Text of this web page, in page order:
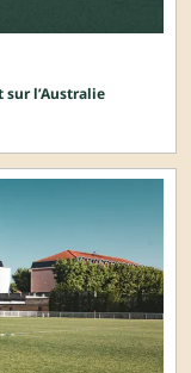
sur l’Australie